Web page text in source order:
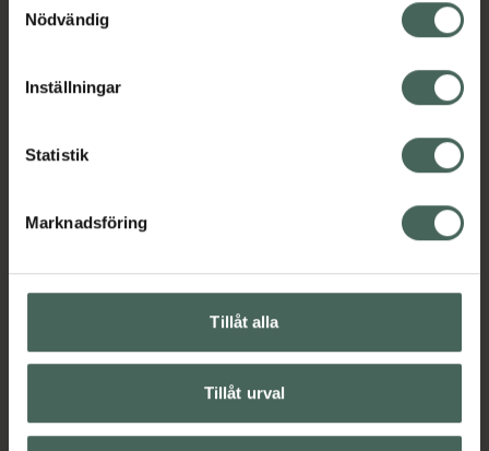
återkalla ditt samtycke via webbplatsens
cookieinställningar. Ett återkallat samtycke påverkar inte
lagligheten av behandling som skett innan återkallelsen.
Nödvändig
Inställningar
Statistik
Marknadsföring
Tillåt alla
Tillåt urval
Kronans Apotek finns här för dig. Du hittar oss från Skåne i
datorn. Oavsett vem du är så är det vårt uppdrag att
hjälpa just dig att må lite bättre. Välkommen att prata
Handla tryggt
Leverans, betalning och retur
Sajtens tillgänglighet